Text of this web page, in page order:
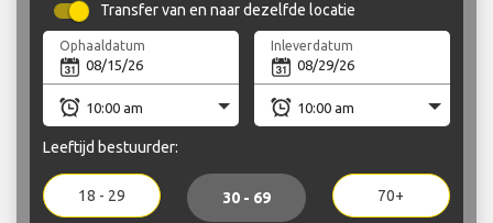
Transfer van en naar dezelfde locatie
Ophaaldatum Inleverdatum
Leeftijd bestuurder:
18 - 29 30 - 69 70+